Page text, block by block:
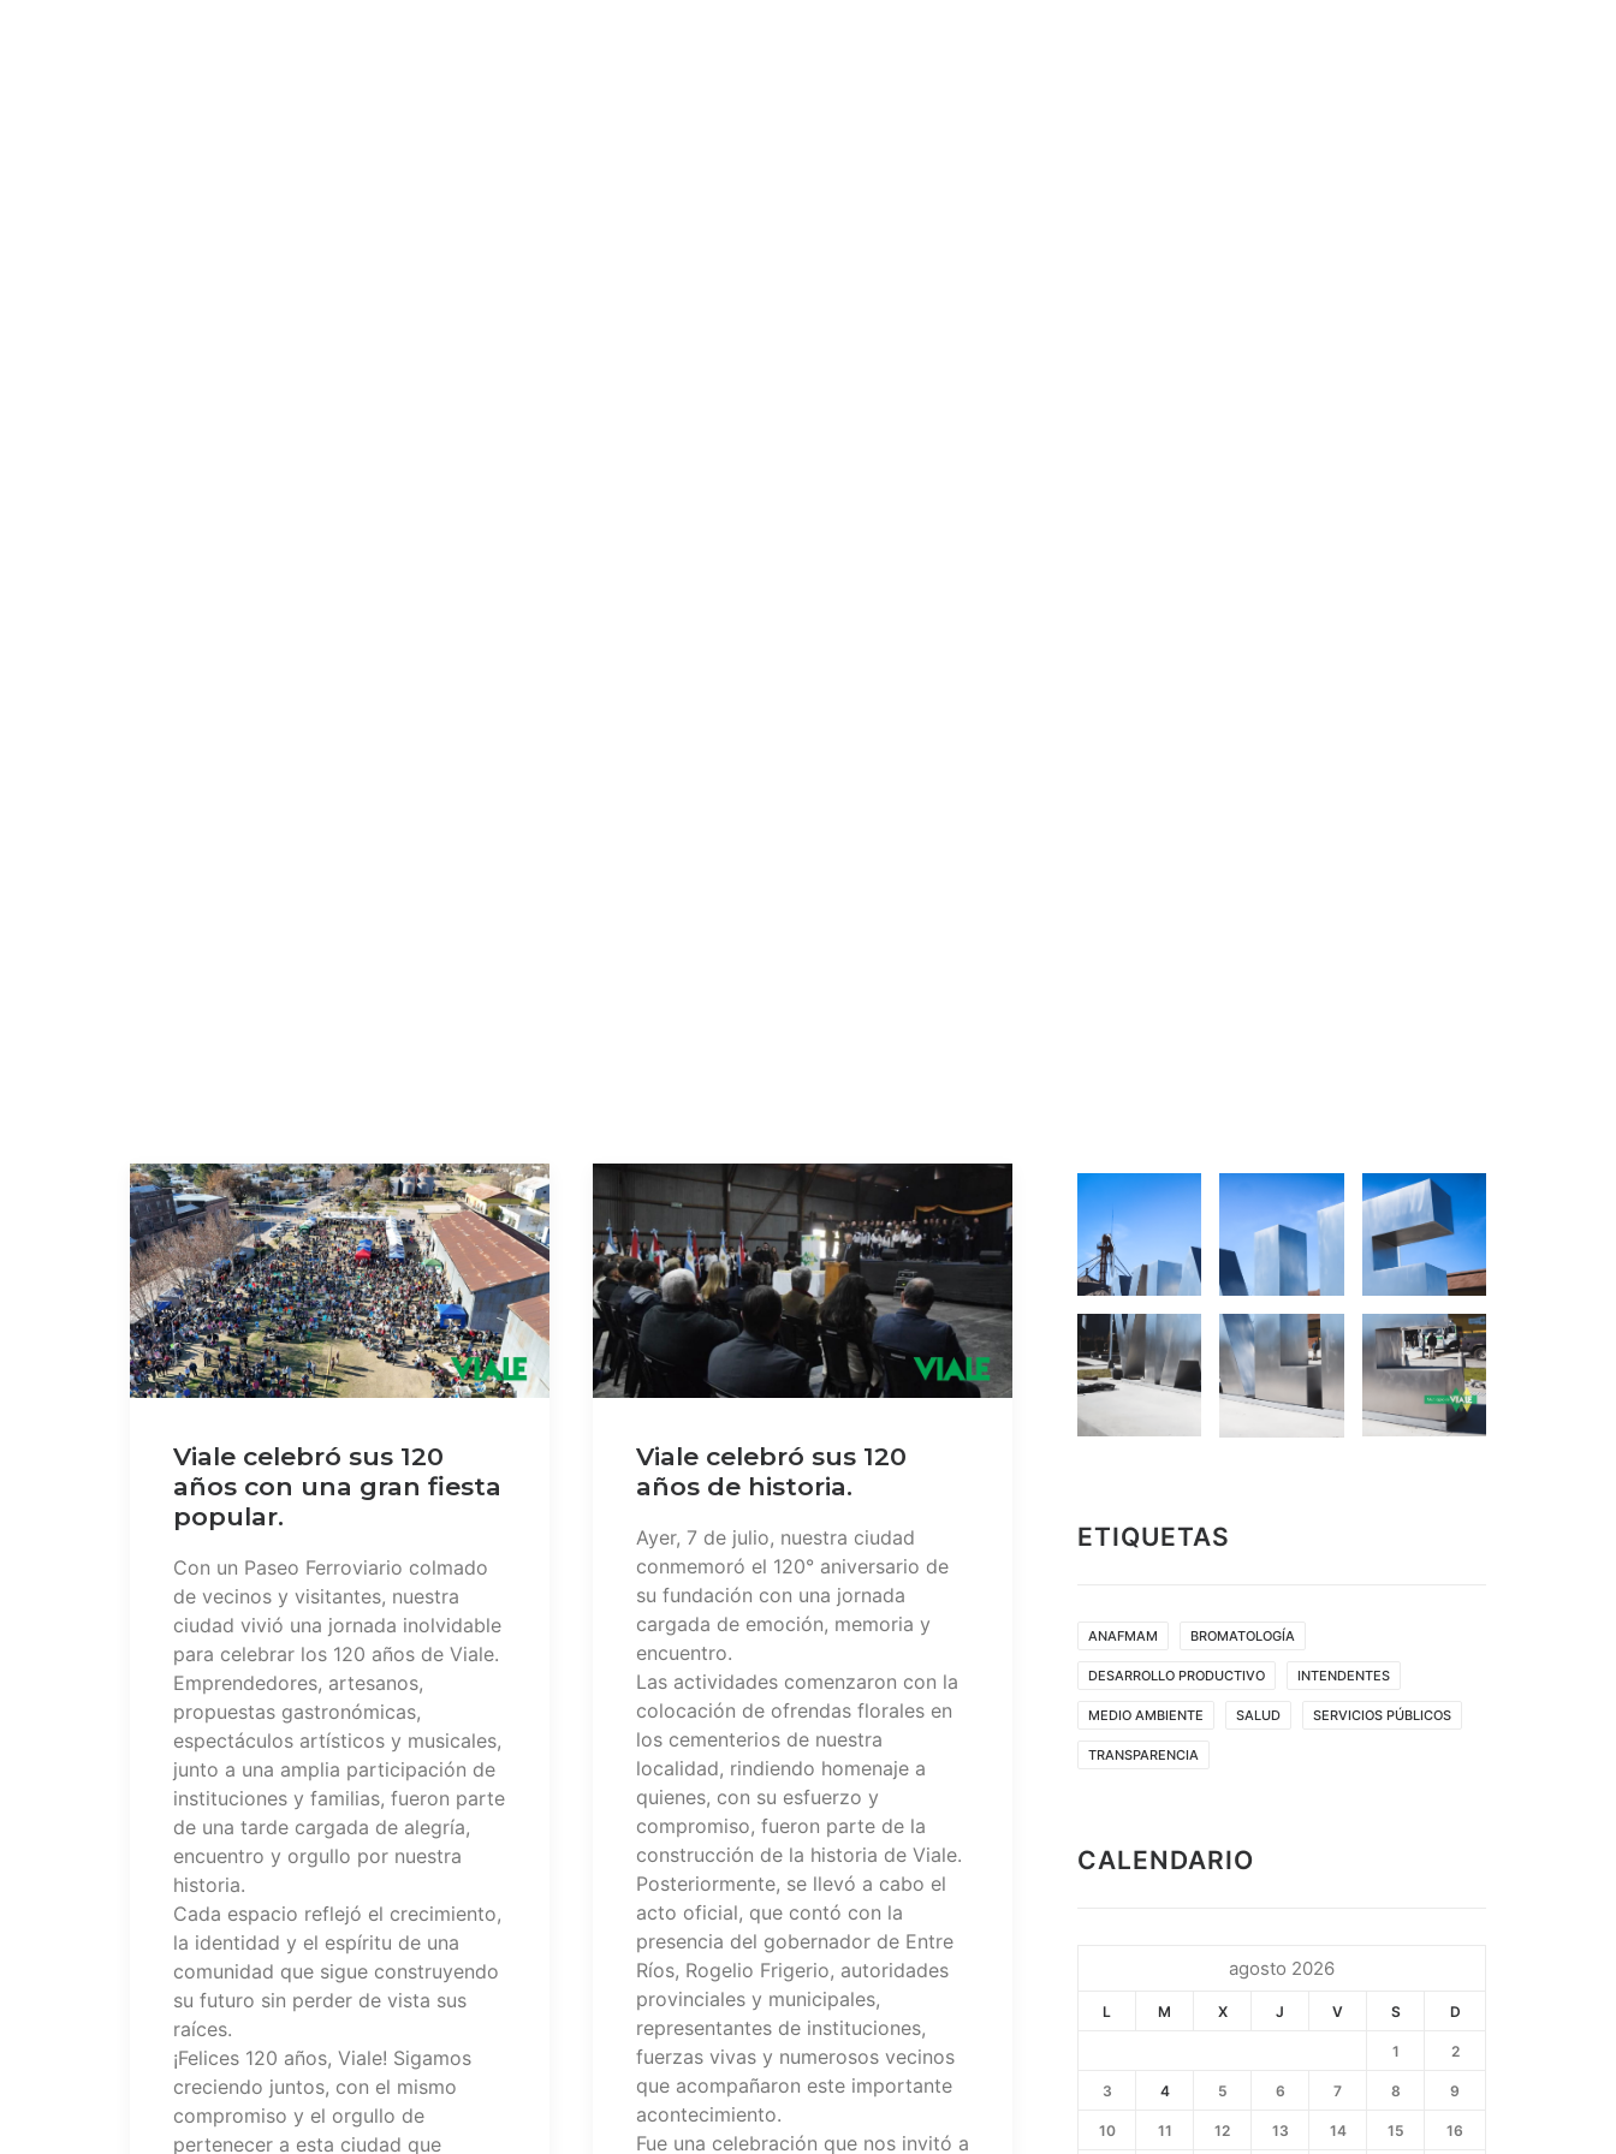
Viale celebró sus 120
años con una gran fiesta
popular.
Con un Paseo Ferroviario colmado
de vecinos y visitantes, nuestra
ciudad vivió una jornada inolvidable
para celebrar los 120 años de Viale.
Emprendedores, artesanos,
propuestas gastronómicas,
espectáculos artísticos y musicales,
junto a una amplia participación de
instituciones y familias, fueron parte
de una tarde cargada de alegría,
encuentro y orgullo por nuestra
historia.
Cada espacio reflejó el crecimiento,
la identidad y el espíritu de una
comunidad que sigue construyendo
su futuro sin perder de vista sus
raíces.
¡Felices 120 años, Viale! Sigamos
creciendo juntos, con el mismo
compromiso y el orgullo de
pertenecer a esta ciudad que
Viale celebró sus 120
años de historia.
Ayer, 7 de julio, nuestra ciudad
conmemoró el 120° aniversario de
su fundación con una jornada
cargada de emoción, memoria y
encuentro.
Las actividades comenzaron con la
colocación de ofrendas florales en
los cementerios de nuestra
localidad, rindiendo homenaje a
quienes, con su esfuerzo y
compromiso, fueron parte de la
construcción de la historia de Viale.
Posteriormente, se llevó a cabo el
acto oficial, que contó con la
presencia del gobernador de Entre
Ríos, Rogelio Frigerio, autoridades
provinciales y municipales,
representantes de instituciones,
fuerzas vivas y numerosos vecinos
que acompañaron este importante
acontecimiento.
Fue una celebración que nos invitó a
ETIQUETAS
ANAFMAM BROMATOLOGÍA
DESARROLLO PRODUCTIVO INTENDENTES
MEDIO AMBIENTE SALUD SERVICIOS PÚBLICOS
TRANSPARENCIA
CALENDARIO
agosto 2026
L M X J V S D
1 2
3 4 5 6 7 8 9
10 11 12 13 14 15 16